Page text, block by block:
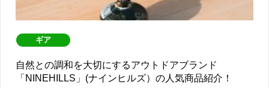
ギア
自然との調和を大切にするアウトドアブランド
「NINEHILLS」(ナインヒルズ）の人気商品紹介！